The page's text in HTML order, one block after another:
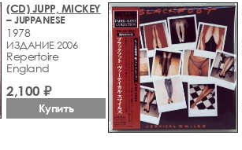
(CD) JUPP, MICKEY
– JUPPANESE
1978
ИЗДАНИЕ 2006
Repertoire
England
2,100 ₽
Купить